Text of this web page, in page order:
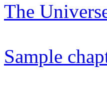
The
Sample